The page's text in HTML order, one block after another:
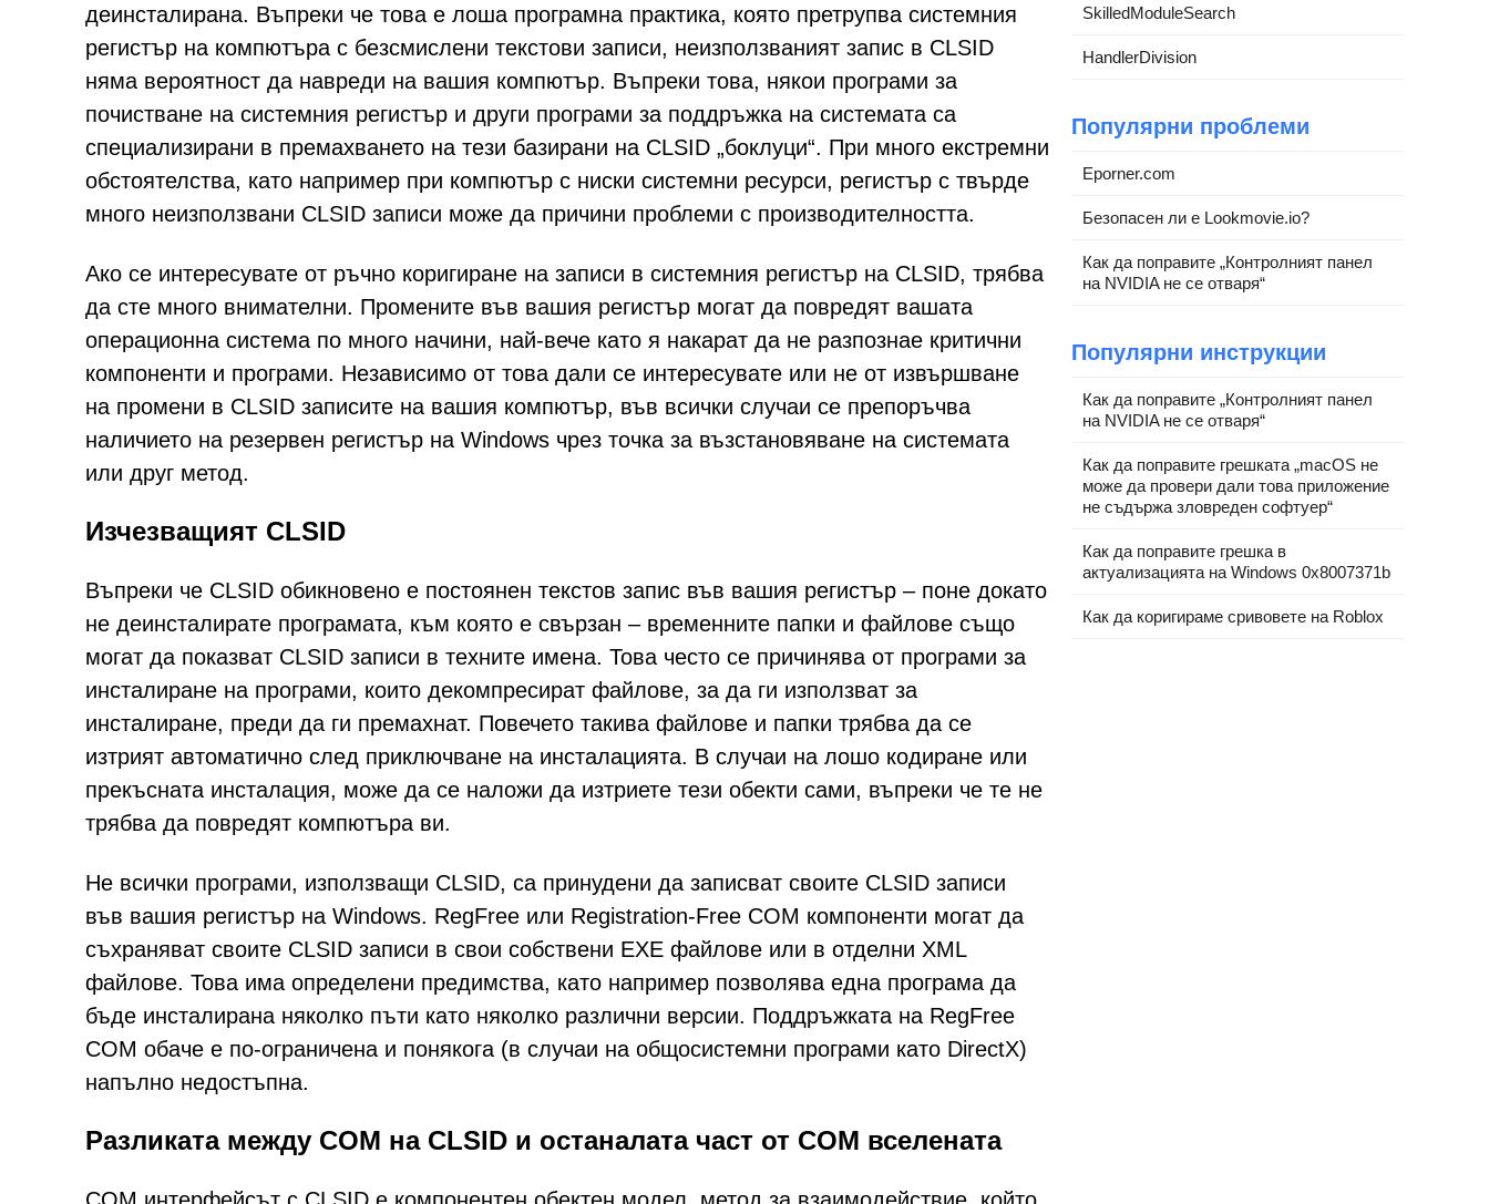
деинсталирана. Въпреки че това е лоша програмна практика, която претрупва системния
регистър на компютъра с безсмислени текстови записи, неизползваният запис в CLSID
няма вероятност да навреди на вашия компютър. Въпреки това, някои програми за
почистване на системния регистър и други програми за поддръжка на системата са
специализирани в премахването на тези базирани на CLSID „боклуци“. При много екстремни
обстоятелства, като например при компютър с ниски системни ресурси, регистър с твърде
много неизползвани CLSID записи може да причини проблеми с производителността.
Ако се интересувате от ръчно коригиране на записи в системния регистър на CLSID, трябва
да сте много внимателни. Промените във вашия регистър могат да повредят вашата
операционна система по много начини, най-вече като я накарат да не разпознае критични
компоненти и програми. Независимо от това дали се интересувате или не от извършване
на промени в CLSID записите на вашия компютър, във всички случаи се препоръчва
наличието на резервен регистър на Windows чрез точка за възстановяване на системата
или друг метод.
Изчезващият CLSID
Въпреки че CLSID обикновено е постоянен текстов запис във вашия регистър – поне докато
не деинсталирате програмата, към която е свързан – временните папки и файлове също
могат да показват CLSID записи в техните имена. Това често се причинява от програми за
инсталиране на програми, които декомпресират файлове, за да ги използват за
инсталиране, преди да ги премахнат. Повечето такива файлове и папки трябва да се
изтрият автоматично след приключване на инсталацията. В случаи на лошо кодиране или
прекъсната инсталация, може да се наложи да изтриете тези обекти сами, въпреки че те не
трябва да повредят компютъра ви.
Не всички програми, използващи CLSID, са принудени да записват своите CLSID записи
във вашия регистър на Windows. RegFree или Registration-Free COM компоненти могат да
съхраняват своите CLSID записи в свои собствени EXE файлове или в отделни XML
файлове. Това има определени предимства, като например позволява една програма да
бъде инсталирана няколко пъти като няколко различни версии. Поддръжката на RegFree
COM обаче е по-ограничена и понякога (в случаи на общосистемни програми като DirectX)
напълно недостъпна.
Разликата между COM на CLSID и останалата част от COM вселената
SkilledModuleSearch
HandlerDivision
Популярни проблеми
Eporner.com
Безопасен ли е Lookmovie.io?
Как да поправите „Контролният панел
на NVIDIA не се отваря“
Популярни инструкции
Как да поправите „Контролният панел
на NVIDIA не се отваря“
Как да поправите грешката „macOS не
може да провери дали това приложение
не съдържа зловреден софтуер“
Как да поправите грешка в
актуализацията на Windows 0x8007371b
Как да коригираме сривовете на Roblox